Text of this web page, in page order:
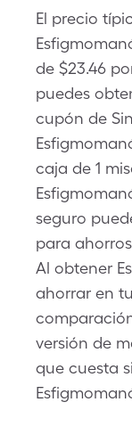
El precio
de $23.46
puedes
cupón de
caja de 1
seguro
para
Al obtener
ahorrar en
versión de
que cuesta